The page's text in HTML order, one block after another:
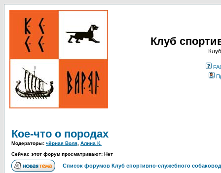
Клуб
Кое-что о породах
Модераторы: чёрная Воля Алина К.
Сейчас этот форум просматривают: Нет
Список форумов Клуб спортивно-служебного